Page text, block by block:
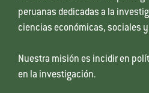
peruanas dedicadas a la
ciencias económicas, sociales
Nuestra misión es incidir en
en la investigación.